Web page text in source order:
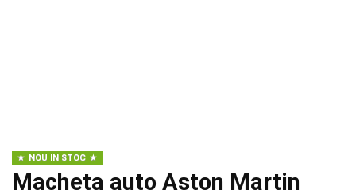
NOU IN STOC
Macheta auto Aston Martin